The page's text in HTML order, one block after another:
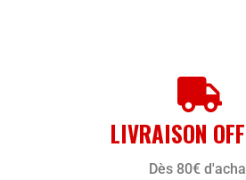
LIVRAISON
Dès 80€